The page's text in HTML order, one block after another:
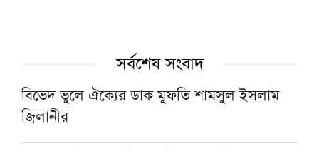
সর্বশেষ সংবাদ
বিভেদ ভুলে ঐক্যের ডাক মুফতি শামসুল ইসলাম
জিলানীর